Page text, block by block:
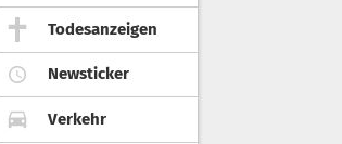
Todesanzeigen
Newsticker
Verkehr